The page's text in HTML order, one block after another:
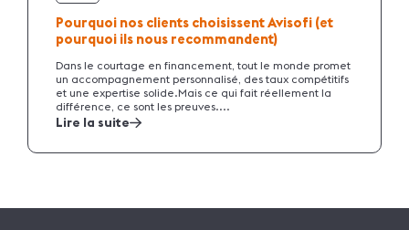
Pourquoi nos clients choisissent Avisofi (et
pourquoi ils nous recommandent)
Dans le courtage en financement, tout le monde promet
un accompagnement personnalisé, des taux compétitifs
et une expertise solide.Mais ce qui fait réellement la
différence, ce sont les preuves....
Lire la suite